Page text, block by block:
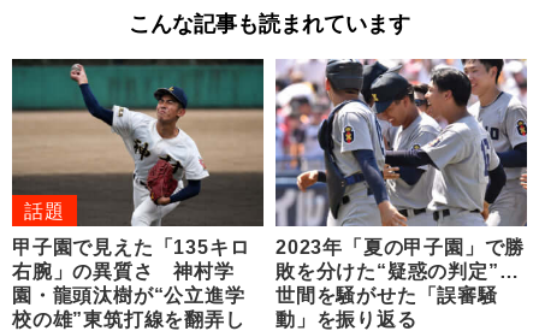
こんな記事も読まれています
話題
甲子園で見えた「135キロ
右腕」の異質さ 神村学
園・龍頭汰樹が“公立進学
校の雄”東筑打線を翻弄し
2023年「夏の甲子園」で勝
敗を分けた“疑惑の判定”…
世間を騒がせた「誤審騒
動」を振り返る